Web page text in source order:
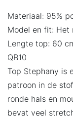
Materiaal: 95%
Model en fit: Het
Lengte top: 60
QB10
Top Stephany is
patroon in de
ronde hals en
bevat veel